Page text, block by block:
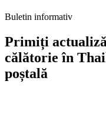
Buletin informativ
Primiți
călătorie în
poștală